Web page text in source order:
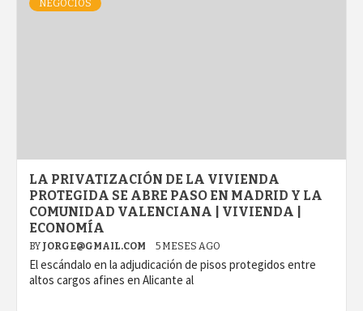
NEGOCIOS
LA PRIVATIZACIÓN DE LA VIVIENDA
PROTEGIDA SE ABRE PASO EN MADRID Y LA
COMUNIDAD VALENCIANA | VIVIENDA |
ECONOMÍA
BY JORGE@GMAIL.COM 5 MESES AGO
El escándalo en la adjudicación de pisos protegidos entre
altos cargos afines en Alicante al